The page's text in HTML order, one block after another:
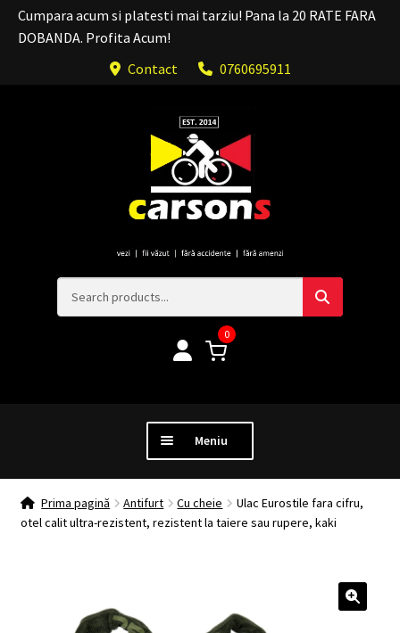
Cumpara acum si platesti mai tarziu! Pana la 20 RATE FARA
DOBANDA. Profita Acum!
Contact
0760695911
0
Meniu
PROMOTII
copil
Extinde
meniul
Prima pagină Antifurt Cu cheie
Ulac Eurostile fara cifru,
otel calit ultra-rezistent, rezistent la taiere sau rupere, kaki